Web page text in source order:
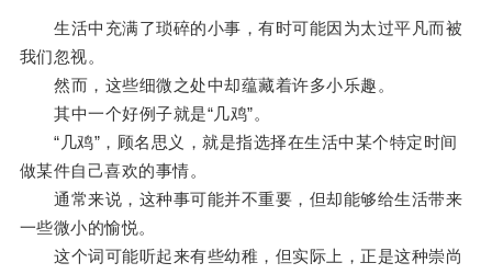
生活中充满了琐碎的小事，有时可能因为太过平凡而被
我们忽视。
然而，这些细微之处中却蕴藏着许多小乐趣。
其中一个好例子就是“几鸡”。
“几鸡”，顾名思义，就是指选择在生活中某个特定时间
做某件自己喜欢的事情。
通常来说，这种事可能并不重要，但却能够给生活带来
一些微小的愉悦。
这个词可能听起来有些幼稚，但实际上，正是这种崇尚